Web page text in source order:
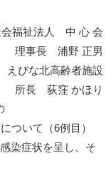
会福祉法人 中 心 会
理事長 浦野 正男
えびな北高齢者施設
所長 荻窪 かほり
ついて（6例目）
染症状を呈し、そ